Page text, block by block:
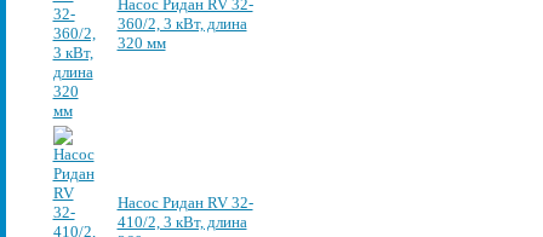
Насос Ридан RV 32-
360/2, 3 кВт, длина
320 мм
Насос Ридан RV 32-
410/2, 3 кВт, длина